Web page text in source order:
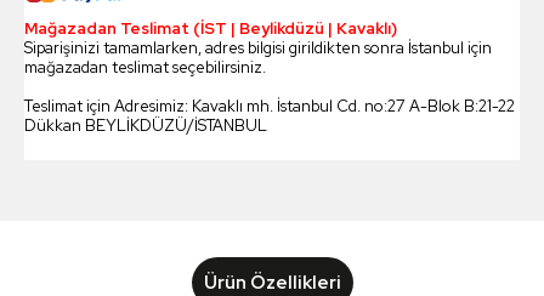
Mağazadan Teslimat (İST | Beylikdüzü | Kavaklı)
Siparişinizi tamamlarken, adres bilgisi girildikten sonra İstanbul için
mağazadan teslimat seçebilirsiniz.
Teslimat için Adresimiz: Kavaklı mh. İstanbul Cd. no:27 A-Blok B:21-22
Dükkan BEYLİKDÜZÜ/İSTANBUL
Ürün Özellikleri